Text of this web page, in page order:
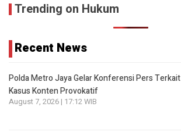
Trending on Hukum
Recent News
Polda Metro Jaya Gelar Konferensi Pers Terkait
Kasus Konten Provokatif
August 7, 2026 | 17:12 WIB